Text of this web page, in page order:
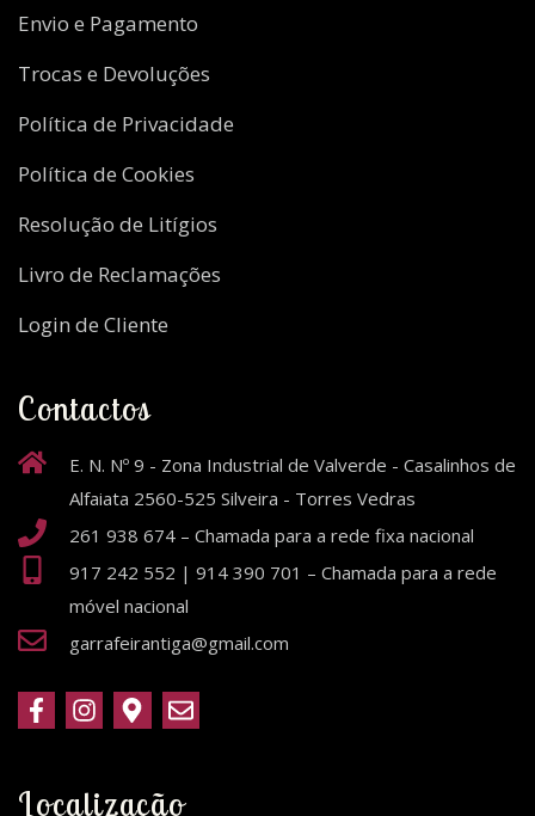
Envio e Pagamento
Trocas e Devoluções
Política de Privacidade
Política de Cookies
Resolução de Litígios
Livro de Reclamações
Login de Cliente
Contactos
E. N. Nº 9 - Zona Industrial de Valverde - Casalinhos de
Alfaiata 2560-525 Silveira - Torres Vedras
261 938 674 – Chamada para a rede fixa nacional
917 242 552 | 914 390 701 – Chamada para a rede
móvel nacional
garrafeirantiga@gmail.com
Localização